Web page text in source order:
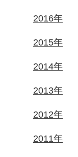
2016年
2015年
2014年
2013年
2012年
2011年